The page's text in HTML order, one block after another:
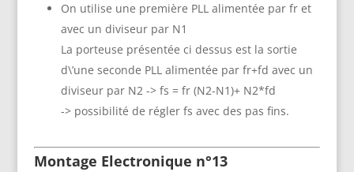
On utilise une première PLL alimentée par fr et
avec un diviseur par N1
La porteuse présentée ci dessus est la sortie
d\’une seconde PLL alimentée par fr+fd avec un
diviseur par N2 -> fs = fr (N2-N1)+ N2*fd
-> possibilité de régler fs avec des pas fins.
Montage Electronique n°13